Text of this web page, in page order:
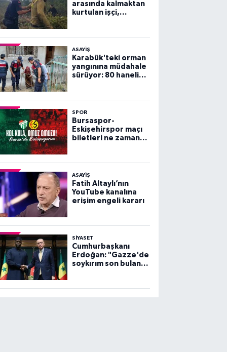
arasında kalmaktan
kurtulan işçi,
panik yaşadı
ASAYİŞ
Karabük'teki orman
yangınına müdahale
sürüyor: 80 haneli
SPOR
Bursaspor-
Eskişehirspor maçı
biletleri ne zaman
ASAYİŞ
Fatih Altaylı’nın
YouTube kanalına
erişim engeli kararı
SİYASET
Cumhurbaşkanı
Erdoğan: "Gazze'de
soykırım son bulana